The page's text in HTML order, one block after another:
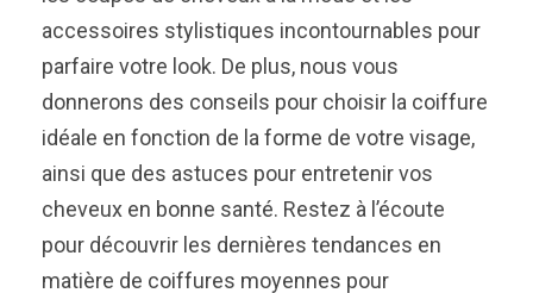
accessoires stylistiques incontournables pour
parfaire votre look. De plus, nous vous
donnerons des conseils pour choisir la coiffure
idéale en fonction de la forme de votre visage,
ainsi que des astuces pour entretenir vos
cheveux en bonne santé. Restez à l’écoute
pour découvrir les dernières tendances en
matière de coiffures moyennes pour